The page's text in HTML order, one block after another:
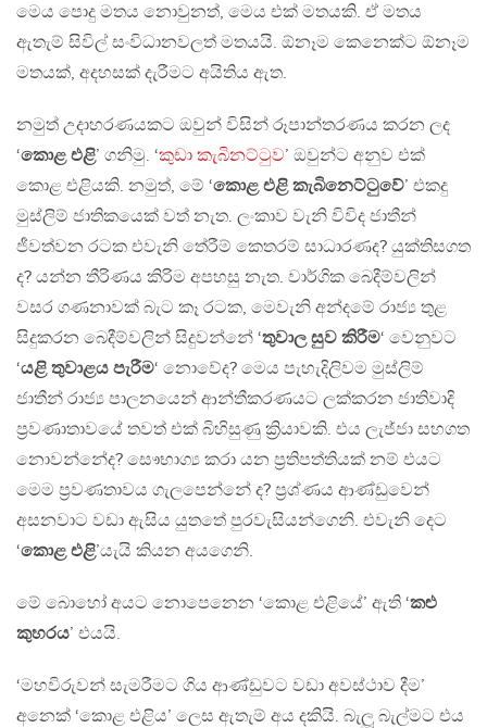
මෙය පොදු මතය නොවුනත්, මෙය එක් මතයකි. ඒ මතය
ඇතැම් සිවිල් සංවිධානවලත් මතයයි. ඕනෑම කෙනෙක්ට ඕනෑම
මතයක්, අදහසක් දැරීමට අයිතිය ඇත.
නමුත් උදාහරණයකට ඔවුන් විසින් රූපාන්තරණය කරන ලද
‘කොළ එළි’ ගනිමු. ‘කුඩා කැබිනට්ටුව’ ඔවුන්ට අනුව එක්
කොළ එළියකි. නමුත්, මේ ‘කොළ එළි කැබිනෙට්ටුවේ’ එකදු
මුස්ලිම් ජාතිකයෙක් වත් නැත. ලංකාව වැනි විවිද ජාතීන්
ජීවත්වන රටක එවැනි තේරීම් කෙතරම් සාධාරණද? යුක්තිසගත
ද? යන්න තීරිණය කිරිම අපහසු නැත. වාර්ගික බෙදීම්වලින්
වසර ගණනාවක් බැට කෑ රටක, මෙවැනි අන්දමේ රාජ්‍ය තුළ
සිදුකරන බෙදීම්වලින් සිදුවන්නේ ‘තුවාල සුව කිරීම‘ වෙනුවට
‘යළි තුවාළය පැරීම‘ නොවේද? මෙය පැහැදිලිවම මුස්ලිම්
ජාතීන් රාජ්‍ය පාලනයෙන් ආන්තීකරණයට ලක්කරන ජාතිවාදි
ප්‍රවණාතාවයේ තවත් එක් බිහිසුණු ක්‍රියාවකි. එය ලැජ්ජා සහගත
නොවන්නේද? සෞභාග්‍ය කරා යන ප්‍රතිපත්තියක් නම් එයට
මෙම ප්‍රවණතාවය ගැලපෙන්නේ ද? ප්‍රශ්ණය ආණ්ඩුවෙන්
අසනවාට වඩා ඇසිය යුතතේ පුරවැසියන්ගෙනි. එවැනි දෙට
‘කොළ එළි’යැයි කියන අයගෙනි.
මේ බොහෝ අයට නොපෙනෙන ‘කොළ එළියේ’ ඇති ‘කළු
කුහරය’ එයයි.
‘මහවිරුවන් සැමරීමට ගිය ආණ්ඩුවට වඩා අවස්ථාව දීම’
අනෙක් ‘කොළ එළිය’ ලෙස ඇතැම් අය දකියි. බැලූ බැල්මට එය